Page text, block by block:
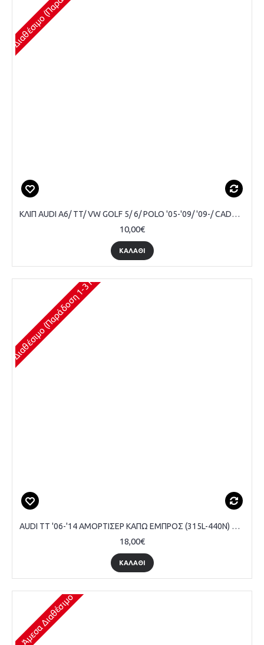
ΚΛΙΠ AUDI A6/ TT/ VW GOLF 5/ 6/ POLO '05-'09/ '09-/ CADDY '04-'08/ PASSAT B6/ TOURAN '03-'09/ SCIROCCO '09/ EOS/ JETTA '05-'10 ΤΑΜΠΛΩ ΠΟΡΤΑΣ (10ΤΕΜ)
10,00€
ΚΑΛΆΘΙ
Διαθέσιμο (Παράδοση 1-3 Ημέρες)
AUDI TT '06-'14 ΑΜΟΡΤΙΣΕΡ ΚΑΠΩ ΕΜΠΡΟΣ (315L-440N) MARELLI
18,00€
ΚΑΛΆΘΙ
Άμεσα Διαθέσιμο